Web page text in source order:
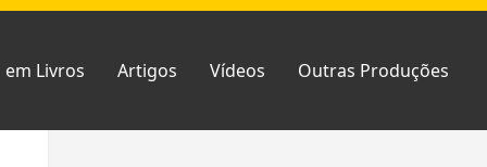
Livros Artigos Vídeos Outras Produções